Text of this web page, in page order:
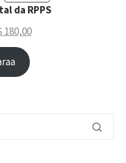
da RPPS
180,00